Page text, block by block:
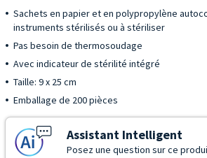
Sachets en papier et en polypropylène
instruments stérilisés ou à stériliser
Pas besoin de thermosoudage
Avec indicateur de stérilité intégré
Taille: 9 x 25 cm
Emballage de 200 pièces
Assistant Intelligent
Posez une question sur ce